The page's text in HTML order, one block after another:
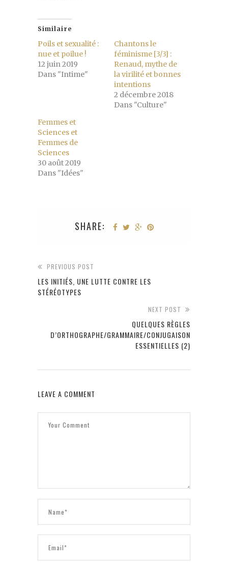
Similaire
Poils et sexualité :
nue et poilue !
12 juin 2019
Dans "Intime"
Chantons le
féminisme [3/3] :
Renaud, mythe de
la virilité et bonnes
intentions
2 décembre 2018
Dans "Culture"
Femmes et
Sciences et
Femmes de
Sciences
30 août 2019
Dans "Idées"
SHARE:
PREVIOUS POST
LES INITIÉS, UNE LUTTE CONTRE LES
STÉRÉOTYPES
NEXT POST
QUELQUES RÈGLES
D’ORTHOGRAPHE/GRAMMAIRE/CONJUGAISON
ESSENTIELLES (2)
LEAVE A COMMENT